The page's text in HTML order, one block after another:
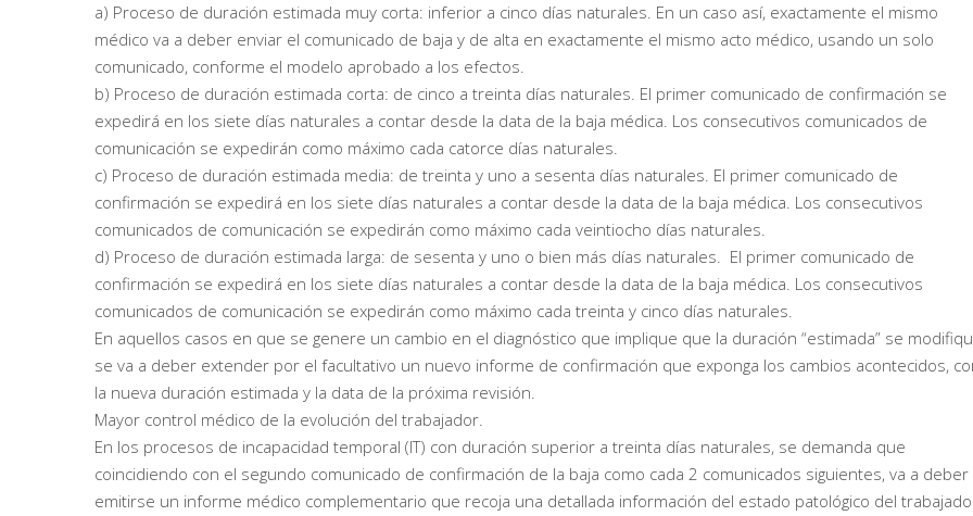
a) Proceso de duración estimada muy corta: inferior a cinco días naturales. En un caso así, exactamente el mismo
médico va a deber enviar el comunicado de baja y de alta en exactamente el mismo acto médico, usando un solo
comunicado, conforme el modelo aprobado a los efectos.
b) Proceso de duración estimada corta: de cinco a treinta días naturales. El primer comunicado de confirmación se
expedirá en los siete días naturales a contar desde la data de la baja médica. Los consecutivos comunicados de
comunicación se expedirán como máximo cada catorce días naturales.
c) Proceso de duración estimada media: de treinta y uno a sesenta días naturales. El primer comunicado de
confirmación se expedirá en los siete días naturales a contar desde la data de la baja médica. Los consecutivos
comunicados de comunicación se expedirán como máximo cada veintiocho días naturales.
d) Proceso de duración estimada larga: de sesenta y uno o bien más días naturales. El primer comunicado de
confirmación se expedirá en los siete días naturales a contar desde la data de la baja médica. Los consecutivos
comunicados de comunicación se expedirán como máximo cada treinta y cinco días naturales.
En aquellos casos en que se genere un cambio en el diagnóstico que implique que la duración “estimada” se
se va a deber extender por el facultativo un nuevo informe de confirmación que exponga los cambios acontecidos,
la nueva duración estimada y la data de la próxima revisión.
Mayor control médico de la evolución del trabajador.
En los procesos de incapacidad temporal (IT) con duración superior a treinta días naturales, se demanda que
coincidiendo con el segundo comunicado de confirmación de la baja como cada 2 comunicados siguientes, va a deber
emitirse un informe médico complementario que recoja una detallada información del estado patológico del